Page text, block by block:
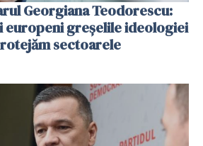
Georgiana Teodorescu:
europeni greșelile ideologiei
sectoarele